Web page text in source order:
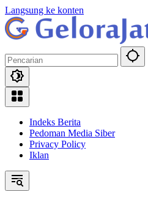
Langsung ke konten
Indeks Berita
Pedoman Media Siber
Privacy Policy
Iklan